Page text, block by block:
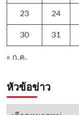
23 24
30 31
« ก.ค.
หัวข้อข่าว
หัวข้อ